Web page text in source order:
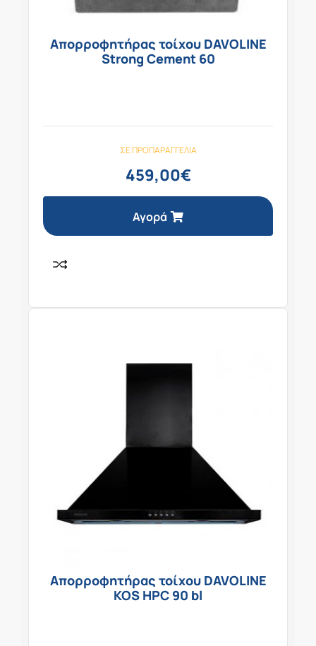
Απορροφητήρας τοίχου DAVOLINE
Strong Cement 60
ΣΕ ΠΡΟΠΑΡΑΓΓΕΛΊΑ
459,00€
Αγορά
Απορροφητήρας τοίχου DAVOLINE
KOS HPC 90 bl